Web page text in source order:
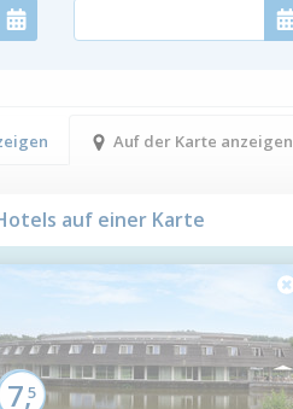
Auf der Karte anzeigen
auf einer Karte
7,5